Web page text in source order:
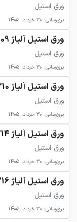
ورق استیل
بروزرسانی: 30 خرداد، 1405
ورق استیل آلیاژ 309
ورق استیل
بروزرسانی: 30 خرداد، 1405
ورق استیل آلیاژ 310
ورق استیل
بروزرسانی: 30 خرداد، 1405
ورق استیل آلیاژ 314
ورق استیل
بروزرسانی: 30 خرداد، 1405
ورق استیل آلیاژ 316
ورق استیل
بروزرسانی: 30 خرداد، 1405